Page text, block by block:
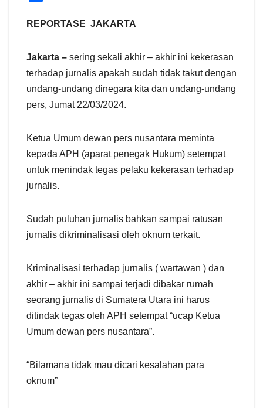
a
REPORTASE JAKARTA
Jakarta – sering sekali akhir – akhir ini kekerasan
terhadap jurnalis apakah sudah tidak takut dengan
undang-undang dinegara kita dan undang-undang
pers, Jumat 22/03/2024.
Ketua Umum dewan pers nusantara meminta
kepada APH (aparat penegak Hukum) setempat
untuk menindak tegas pelaku kekerasan terhadap
jurnalis.
Sudah puluhan jurnalis bahkan sampai ratusan
jurnalis dikriminalisasi oleh oknum terkait.
Kriminalisasi terhadap jurnalis ( wartawan ) dan
akhir – akhir ini sampai terjadi dibakar rumah
seorang jurnalis di Sumatera Utara ini harus
ditindak tegas oleh APH setempat “ucap Ketua
Umum dewan pers nusantara”.
“Bilamana tidak mau dicari kesalahan para
oknum”